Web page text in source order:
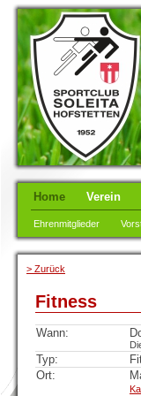
Home Verein
Ehrenmitglieder
> Zurück
Fitness
Wann:
Typ:
Ort: